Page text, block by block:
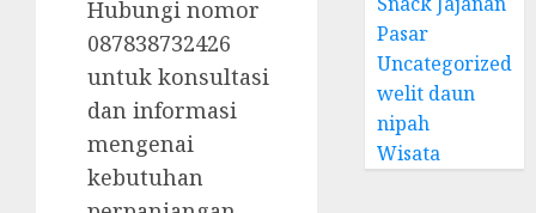
Hubungi nomor
087838732426
untuk konsultasi
dan informasi
mengenai
kebutuhan
Pasar
Uncategorized
welit daun
nipah
Wisata